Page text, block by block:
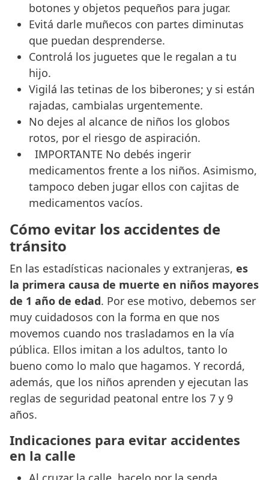
botones y objetos pequeños para jugar.
Evitá darle muñecos con partes diminutas
que puedan desprenderse.
Controlá los juguetes que le regalan a tu
hijo.
Vigilá las tetinas de los biberones; y si están
rajadas, cambialas urgentemente.
No dejes al alcance de niños los globos
rotos, por el riesgo de aspiración.
IMPORTANTE No debés ingerir
medicamentos frente a los niños. Asimismo,
tampoco deben jugar ellos con cajitas de
medicamentos vacíos.
Cómo evitar los accidentes de
tránsito
En las estadísticas nacionales y extranjeras, es
la primera causa de muerte en niños mayores
de 1 año de edad. Por ese motivo, debemos ser
muy cuidadosos con la forma en que nos
movemos cuando nos trasladamos en la vía
pública. Ellos imitan a los adultos, tanto lo
bueno como lo malo que hagamos. Y recordá,
además, que los niños aprenden y ejecutan las
reglas de seguridad peatonal entre los 7 y 9
años.
Indicaciones para evitar accidentes
en la calle